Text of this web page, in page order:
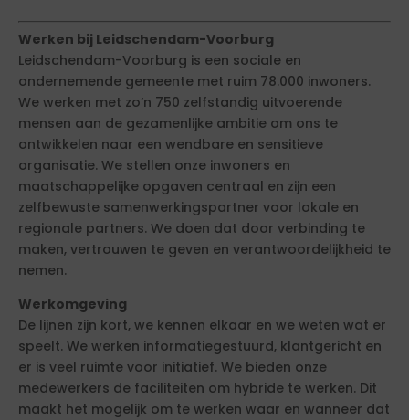
Werken bij Leidschendam-Voorburg
Leidschendam-Voorburg is een sociale en
ondernemende gemeente met ruim 78.000 inwoners.
We werken met zo’n 750 zelfstandig uitvoerende
mensen aan de gezamenlijke ambitie om ons te
ontwikkelen naar een wendbare en sensitieve
organisatie. We stellen onze inwoners en
maatschappelijke opgaven centraal en zijn een
zelfbewuste samenwerkingspartner voor lokale en
regionale partners. We doen dat door verbinding te
maken, vertrouwen te geven en verantwoordelijkheid te
nemen.
Werkomgeving
De lijnen zijn kort, we kennen elkaar en we weten wat er
speelt. We werken informatiegestuurd, klantgericht en
er is veel ruimte voor initiatief. We bieden onze
medewerkers de faciliteiten om hybride te werken. Dit
maakt het mogelijk om te werken waar en wanneer dat